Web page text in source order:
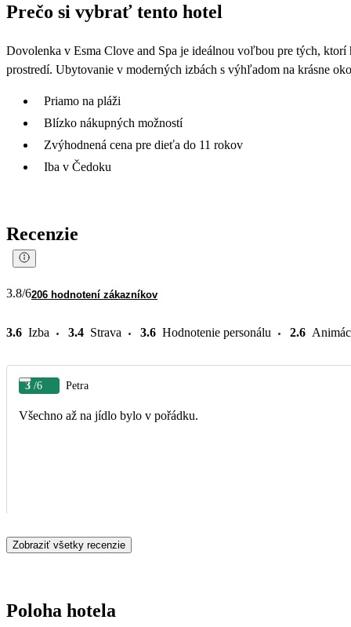
Prečo si vybrať tento hotel
Dovolenka v Esma Clove and Spa je ideálnou voľbou pre tých,
prostredí. Ubytovanie v moderných izbách s výhľadom na krásne
Priamo na pláži
Blízko nákupných možností
Zvýhodnená cena pre dieťa do 11 rokov
Iba v Čedoku
Recenzie
3.8/6206 hodnotení zákazníkov
3.6 Izba 3.4 Strava 3.6 Hodnotenie personálu 2.6
3 /6 Petra
Všechno až na jídlo bylo v pořádku.
Zobraziť všetky recenzie
Poloha hotela